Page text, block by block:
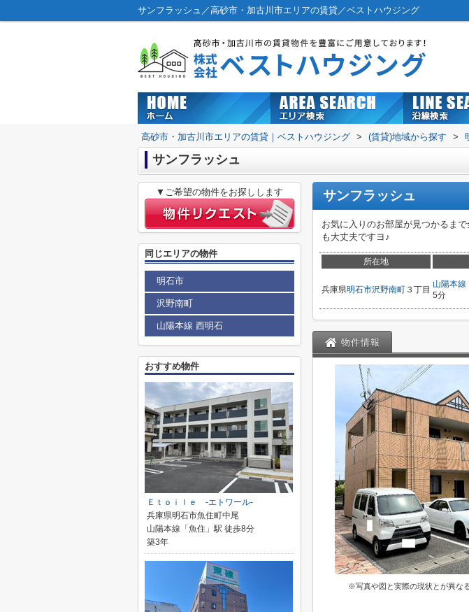
サンフラッシュ／高砂市・加古川市エリアの賃貸／ベストハウジング
高砂市・加古川市エリアの賃貸｜ベストハウジング > (賃貸)地域から探す >
サンフラッシュ
サンフラッシュ
お気に入りのお部屋が見つかるま
も大丈夫ですヨ♪
所在地
兵庫県明石市沢野南町 ３丁目
山陽本線
5分
物件情報
※写真や図と実際の現状とが異な
▼ご希望の物件をお探しします
同じエリアの物件
明石市
沢野南町
山陽本線 西明石
おすすめ物件
Ｅｔｏｉｌｅ -エトワール-
兵庫県明石市魚住町中尾
山陽本線「魚住」駅 徒歩8分
築3年